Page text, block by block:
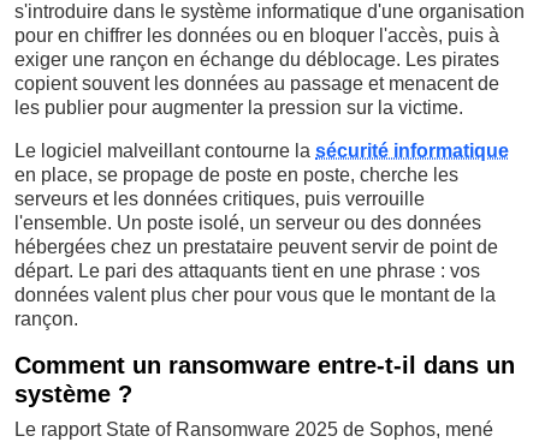
s'introduire dans le système informatique d'une organisation
pour en chiffrer les données ou en bloquer l'accès, puis à
exiger une rançon en échange du déblocage. Les pirates
copient souvent les données au passage et menacent de
les publier pour augmenter la pression sur la victime.
Le logiciel malveillant contourne la sécurité informatique
en place, se propage de poste en poste, cherche les
serveurs et les données critiques, puis verrouille
l'ensemble. Un poste isolé, un serveur ou des données
hébergées chez un prestataire peuvent servir de point de
départ. Le pari des attaquants tient en une phrase : vos
données valent plus cher pour vous que le montant de la
rançon.
Comment un ransomware entre-t-il dans un
système ?
Le rapport State of Ransomware 2025 de Sophos, mené